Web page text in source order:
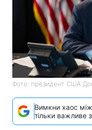
Фото: президент США
Вимкни хаос
тільки важливе з